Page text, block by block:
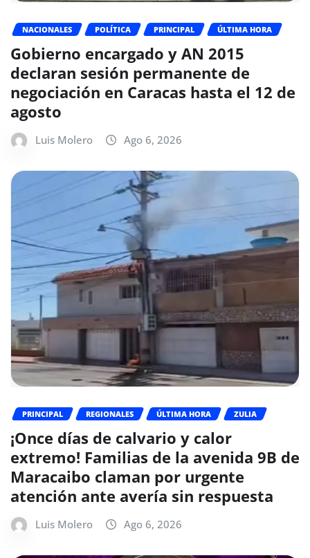
NACIONALES POLÍTICA PRINCIPAL ÚLTIMA HORA
Gobierno encargado y AN 2015
declaran sesión permanente de
negociación en Caracas hasta el 12 de
agosto
Luis Molero Ago 6, 2026
PRINCIPAL REGIONALES ÚLTIMA HORA ZULIA
¡Once días de calvario y calor
extremo! Familias de la avenida 9B de
Maracaibo claman por urgente
atención ante avería sin respuesta
Luis Molero Ago 6, 2026